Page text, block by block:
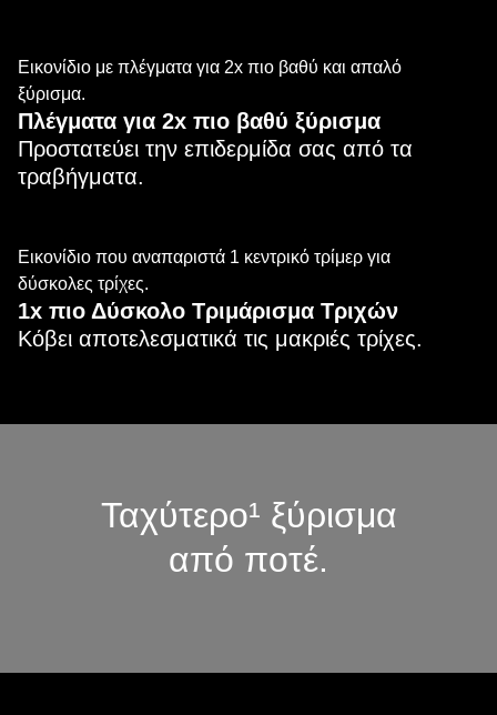
Εικονίδιο με πλέγματα για 2x πιο βαθύ και απαλό
ξύρισμα.
Πλέγματα για 2x πιο βαθύ ξύρισμα
Προστατεύει την επιδερμίδα σας από τα
τραβήγματα.
Εικονίδιο που αναπαριστά 1 κεντρικό τρίμερ για
δύσκολες τρίχες.
1x πιο Δύσκολο Τριμάρισμα Τριχών
Κόβει αποτελεσματικά τις μακριές τρίχες.
Ταχύτερο¹ ξύρισμα
από ποτέ.